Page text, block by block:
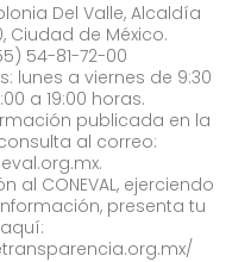
Del Valle, Alcaldía
Ciudad de México.
54-81-72-00
lunes a viernes de 9:30
a 19:00 horas.
publicada en la
al correo:
.
al CONEVAL, ejerciendo
presenta tu